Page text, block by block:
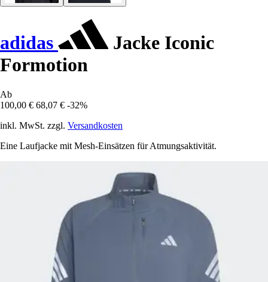
adidas
Jacke Iconic
Formotion
Ab
100,00 € 68,07 € -32%
inkl. MwSt. zzgl. Versandkosten
Eine Laufjacke mit Mesh-Einsätzen für Atmungsaktivität.